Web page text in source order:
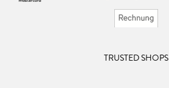
TRUSTED SHOPS